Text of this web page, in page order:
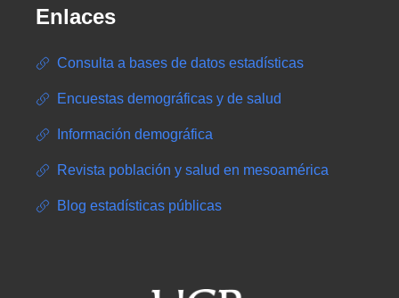
Enlaces
Consulta a bases de datos estadísticas
Encuestas demográficas y de salud
Información demográfica
Revista población y salud en mesoamérica
Blog estadísticas públicas